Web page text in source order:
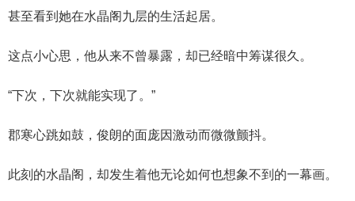
甚至看到她在水晶阁九层的生活起居。
这点小心思，他从来不曾暴露，却已经暗中筹谋很久。
“下次，下次就能实现了。”
郡寒心跳如鼓，俊朗的面庞因激动而微微颤抖。
此刻的水晶阁，却发生着他无论如何也想象不到的一幕画。